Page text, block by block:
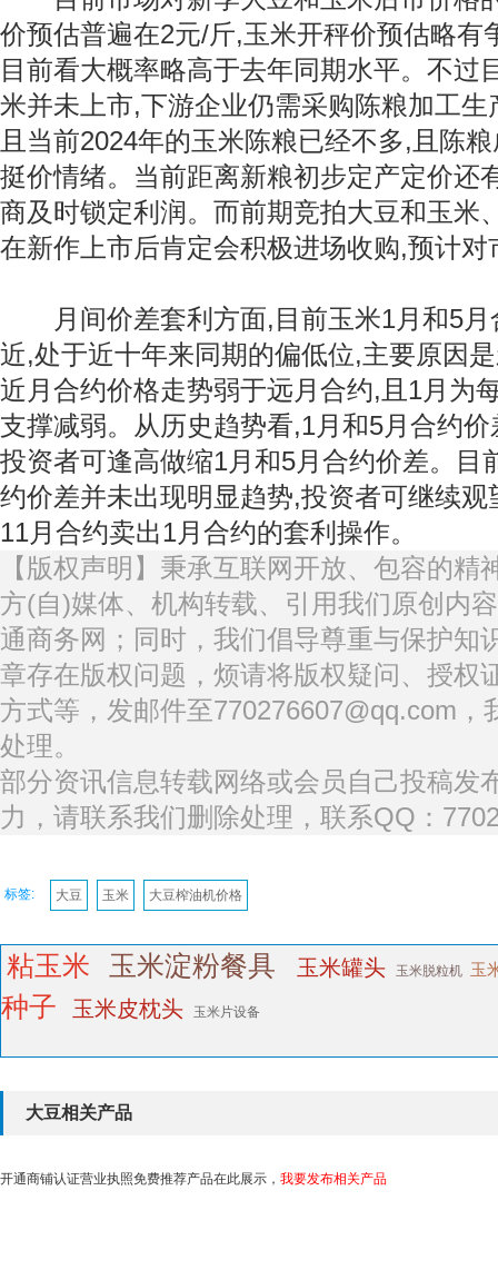
价预估普遍在2元/斤,玉米开秤价预估略有
目前看大概率略高于去年同期水平。不过
米并未上市,下游企业仍需采购陈粮加工
且当前2024年的玉米陈粮已经不多,且陈
挺价情绪。当前距离新粮初步定产定价还
商及时锁定利润。而前期竞拍大豆和玉米
在新作上市后肯定会积极进场收购,预计
月间价差套利方面,目前玉米1月和5月
近,处于近十年来同期的偏低位,主要原因
近月合约价格走势弱于远月合约,且1月为
支撑减弱。从历史趋势看,1月和5月合约
投资者可逢高做缩1月和5月合约价差。目
约价差并未出现明显趋势,投资者可继续
11月合约卖出1月合约的套利操作。
【版权声明】秉承互联网开放、包容的精
方(自)媒体、机构转载、引用我们原创内
通商务网；同时，我们倡导尊重与保护知
章存在版权问题，烦请将版权疑问、授权
方式等，发邮件至770276607@qq.com，
处理。
部分资讯信息转载网络或会员自己投稿发
力，请联系我们删除处理，联系QQ：
标签: 大豆 玉米 大豆榨油机价格
粘玉米 玉米淀粉餐具 玉米罐头 玉米脱粒机 玉
种子 玉米皮枕头 玉米片设备
大豆相关产品
开通商铺认证营业执照免费推荐产品在此展示， 我要发布相关产品